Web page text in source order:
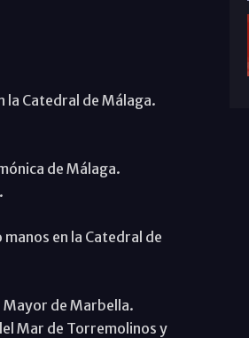
Catedral de Málaga.
de Málaga.
en la Catedral de
Mayor de Marbella.
Mar de Torremolinos y